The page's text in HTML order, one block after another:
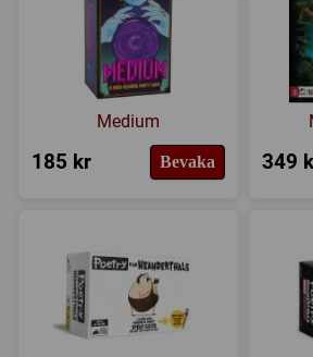
Medium
185 kr Bevaka 349